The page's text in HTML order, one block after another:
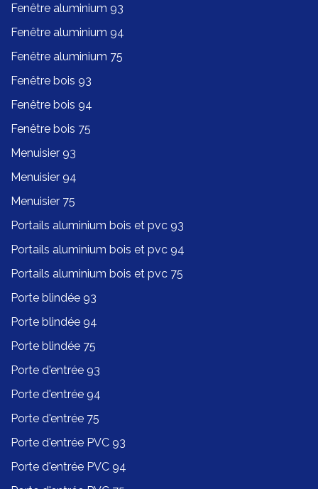
Fenêtre aluminium 93
Fenêtre aluminium 94
Fenêtre aluminium 75
Fenêtre bois 93
Fenêtre bois 94
Fenêtre bois 75
Menuisier 93
Menuisier 94
Menuisier 75
Portails aluminium bois et pvc 93
Portails aluminium bois et pvc 94
Portails aluminium bois et pvc 75
Porte blindée 93
Porte blindée 94
Porte blindée 75
Porte d'entrée 93
Porte d'entrée 94
Porte d'entrée 75
Porte d'entrée PVC 93
Porte d'entrée PVC 94